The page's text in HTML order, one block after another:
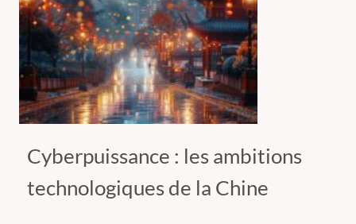
Cyberpuissance : les ambitions
technologiques de la Chine